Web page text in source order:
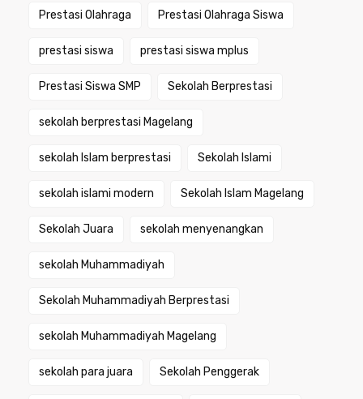
Prestasi Olahraga Prestasi Olahraga Siswa
prestasi siswa prestasi siswa mplus
Prestasi Siswa SMP Sekolah Berprestasi
sekolah berprestasi Magelang
sekolah Islam berprestasi Sekolah Islami
sekolah islami modern Sekolah Islam Magelang
Sekolah Juara sekolah menyenangkan
sekolah Muhammadiyah
Sekolah Muhammadiyah Berprestasi
sekolah Muhammadiyah Magelang
sekolah para juara Sekolah Penggerak